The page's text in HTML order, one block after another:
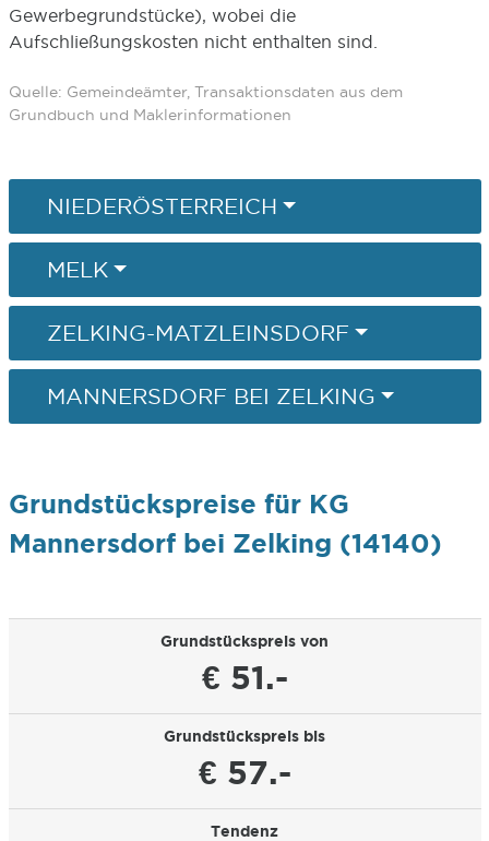
Gewerbegrundstücke), wobei die
Aufschließungskosten nicht enthalten sind.
Quelle: Gemeindeämter, Transaktionsdaten aus dem
Grundbuch und Maklerinformationen
NIEDERÖSTERREICH
MELK
ZELKING-MATZLEINSDORF
MANNERSDORF BEI ZELKING
Grundstückspreise für KG
Mannersdorf bei Zelking (14140)
Grundstückspreis von
€ 51.-
Grundstückspreis bis
€ 57.-
Tendenz